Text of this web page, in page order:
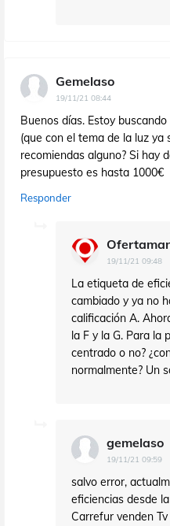
Gemelaso
19/11/21 08:44
Buenos días. Estoy
(que con el tema de la luz
recomiendas alguno? Si hay
presupuesto es hasta 1000€
Responder
19/11/21 09:48
La etiqueta de
cambiado y ya no
calificación A.
la F y la G. Para la
centrado o no?
normalmente? Un
gemelaso
19/11/21 09:59
salvo error,
eficiencias desde
Carrefur venden